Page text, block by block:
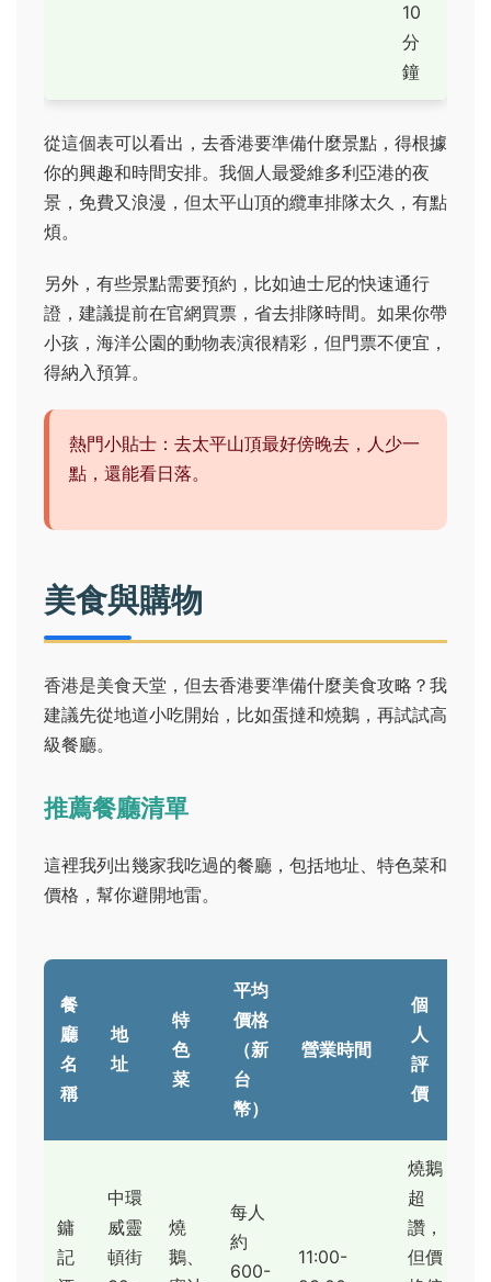
10
分
鐘
從這個表可以看出，去香港要準備什麼景點，得根據
你的興趣和時間安排。我個人最愛維多利亞港的夜
景，免費又浪漫，但太平山頂的纜車排隊太久，有點
煩。
另外，有些景點需要預約，比如迪士尼的快速通行
證，建議提前在官網買票，省去排隊時間。如果你帶
小孩，海洋公園的動物表演很精彩，但門票不便宜，
得納入預算。
熱門小貼士：去太平山頂最好傍晚去，人少一
點，還能看日落。
美食與購物
香港是美食天堂，但去香港要準備什麼美食攻略？我
建議先從地道小吃開始，比如蛋撻和燒鵝，再試試高
級餐廳。
推薦餐廳清單
這裡我列出幾家我吃過的餐廳，包括地址、特色菜和
價格，幫你避開地雷。
餐
廳
名
稱
地
址
特
色
菜
平均
價格
（新
台
幣）
營業時間
個
人
評
價
鏞
記
中環
威靈
頓街
燒
鵝、
每人
約
600-
11:00-
燒鵝
超
讚，
但價